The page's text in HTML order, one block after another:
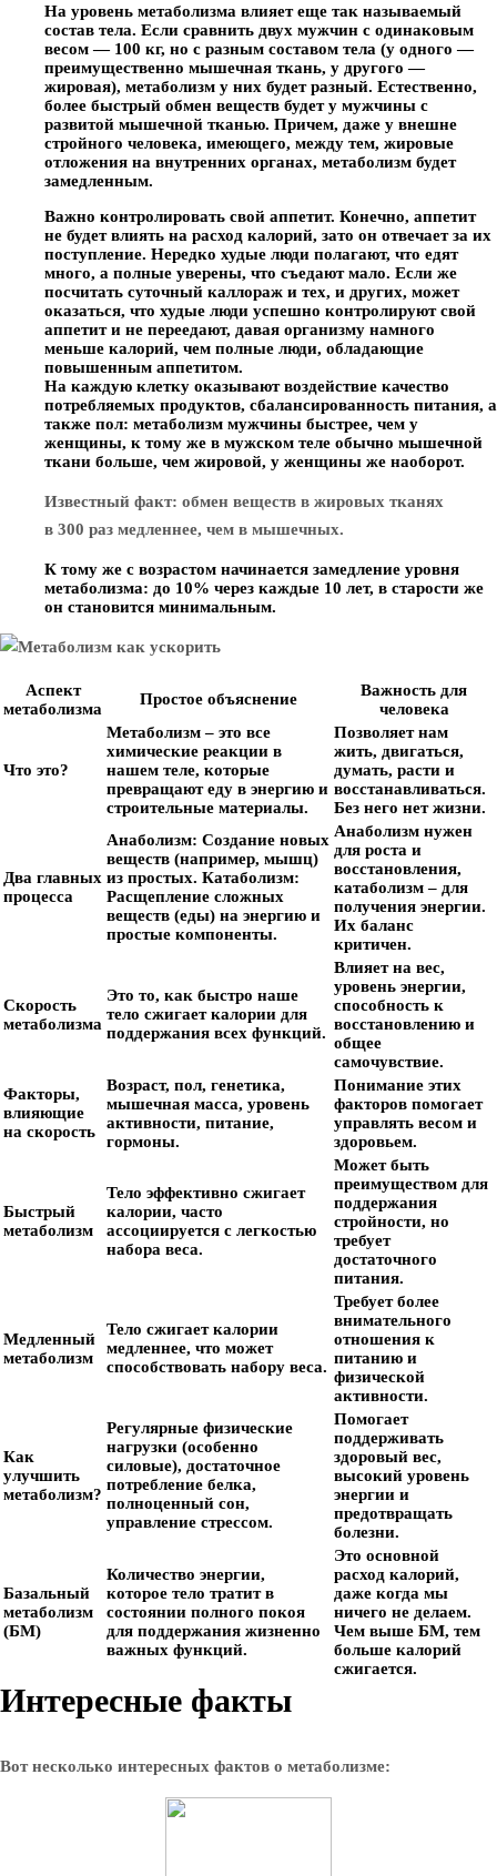
На уровень метаболизма влияет еще так называемый
состав тела. Если сравнить двух мужчин с одинаковым
весом — 100 кг, но с разным составом тела (у одного —
преимущественно мышечная ткань, у другого —
жировая), метаболизм у них будет разный. Естественно,
более быстрый обмен веществ будет у мужчины с
развитой мышечной тканью. Причем, даже у внешне
стройного человека, имеющего, между тем, жировые
отложения на внутренних органах, метаболизм будет
замедленным.
Важно контролировать свой аппетит. Конечно, аппетит
не будет влиять на расход калорий, зато он отвечает за их
поступление. Нередко худые люди полагают, что едят
много, а полные уверены, что съедают мало. Если же
посчитать суточный каллораж и тех, и других, может
оказаться, что худые люди успешно контролируют свой
аппетит и не переедают, давая организму намного
меньше калорий, чем полные люди, обладающие
повышенным аппетитом.
На каждую клетку оказывают воздействие качество
потребляемых продуктов, сбалансированность питания, а
также пол: метаболизм мужчины быстрее, чем у
женщины, к тому же в мужском теле обычно мышечной
ткани больше, чем жировой, у женщины же наоборот.
Известный факт: обмен веществ в жировых тканях
в 300 раз медленнее, чем в мышечных.
К тому же с возрастом начинается замедление уровня
метаболизма: до 10% через каждые 10 лет, в старости же
он становится минимальным.
Аспект
метаболизма
Простое объяснение
Важность для
человека
Что это?
Метаболизм – это все
химические реакции в
нашем теле, которые
превращают еду в энергию и
строительные материалы.
Позволяет нам
жить, двигаться,
думать, расти и
восстанавливаться.
Без него нет жизни.
Два главных
процесса
Анаболизм: Создание новых
веществ (например, мышц)
из простых. Катаболизм:
Расщепление сложных
веществ (еды) на энергию и
простые компоненты.
Анаболизм нужен
для роста и
восстановления,
катаболизм – для
получения энергии.
Их баланс
критичен.
Скорость
метаболизма
Это то, как быстро наше
тело сжигает калории для
поддержания всех функций.
Влияет на вес,
уровень энергии,
способность к
восстановлению и
общее
самочувствие.
Факторы,
влияющие
на скорость
Возраст, пол, генетика,
мышечная масса, уровень
активности, питание,
гормоны.
Понимание этих
факторов помогает
управлять весом и
здоровьем.
Быстрый
метаболизм
Тело эффективно сжигает
калории, часто
ассоциируется с легкостью
набора веса.
Может быть
преимуществом для
поддержания
стройности, но
требует
достаточного
питания.
Медленный
метаболизм
Тело сжигает калории
медленнее, что может
способствовать набору веса.
Требует более
внимательного
отношения к
питанию и
физической
активности.
Как
улучшить
метаболизм?
Регулярные физические
нагрузки (особенно
силовые), достаточное
потребление белка,
полноценный сон,
управление стрессом.
Помогает
поддерживать
здоровый вес,
высокий уровень
энергии и
предотвращать
болезни.
Базальный
метаболизм
(БМ)
Количество энергии,
которое тело тратит в
состоянии полного покоя
для поддержания жизненно
важных функций.
Это основной
расход калорий,
даже когда мы
ничего не делаем.
Чем выше БМ, тем
больше калорий
сжигается.
Интересные факты
Вот несколько интересных фактов о метаболизме: